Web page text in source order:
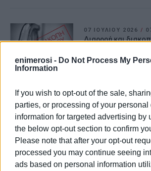
enimerosi - Do Not Process My
Information
If you wish to opt-out of the sale,
parties, or processing of your personal
information for targeted advertising by
the below opt-out section to confirm
Please note that after your opt-out
processed you may continue seeing
ads based on personal information
07 ΙΟΥΛΊΟΥ 2026 /
Διαρροή και
Νέα διαρροή στον
της Χρυσηίδας –
διακοπή
Το βράδυ θα μπουν
αγωγό νερού